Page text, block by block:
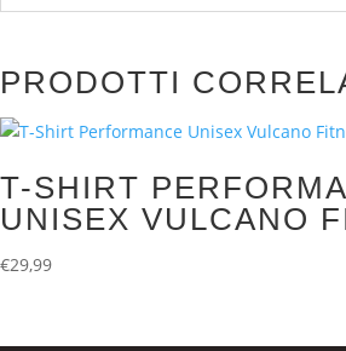
PRODOTTI
T-SHIRT
UNISEX VULCANO
€29,99